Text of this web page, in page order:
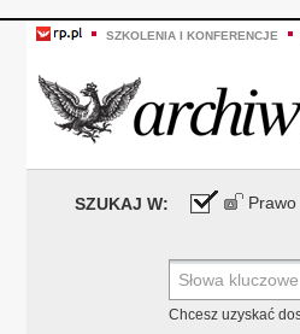
SZKOLENIA I KONFERENCJE
SZUKAJ W: Prawo
Chcesz uzyskać